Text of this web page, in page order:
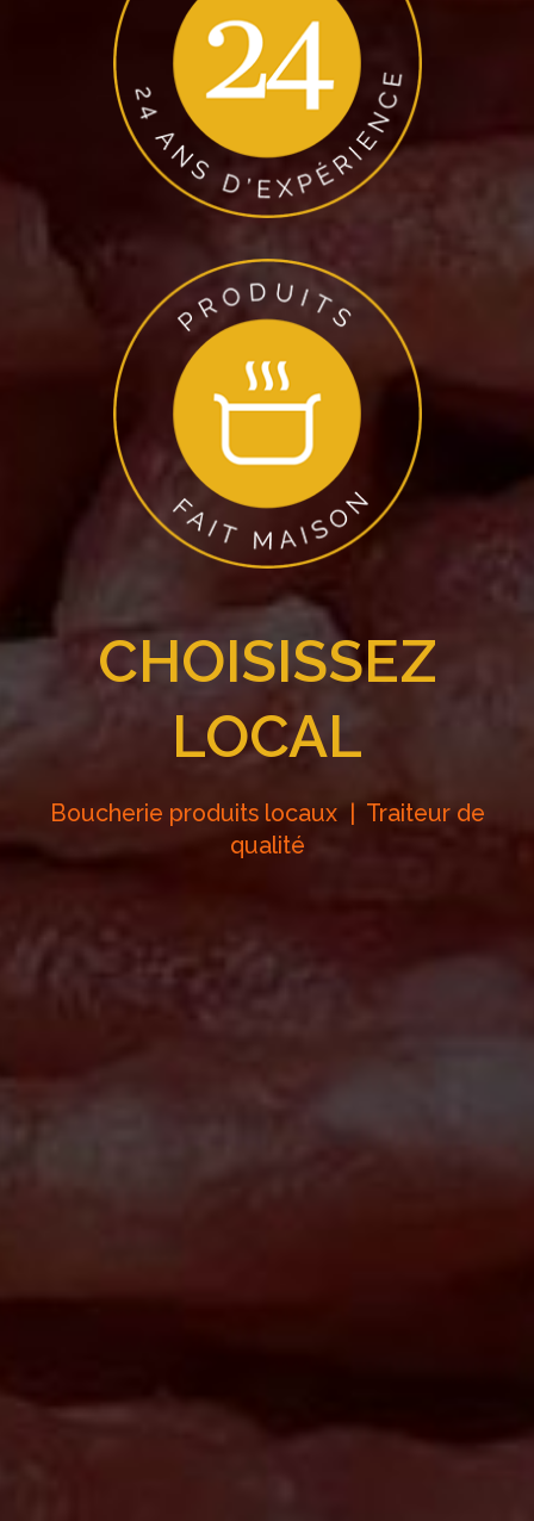
CHOISISSEZ
LOCAL
Boucherie produits locaux | Traiteur de
qualité